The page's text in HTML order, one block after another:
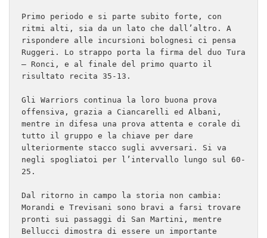
Primo periodo e si parte subito forte, con
ritmi alti, sia da un lato che dall’altro. A
rispondere alle incursioni bolognesi ci pensa
Ruggeri. Lo strappo porta la firma del duo Tura
– Ronci, e al finale del primo quarto il
risultato recita 35-13.
Gli Warriors continua la loro buona prova
offensiva, grazia a Ciancarelli ed Albani,
mentre in difesa una prova attenta e corale di
tutto il gruppo e la chiave per dare
ulteriormente stacco sugli avversari. Si va
negli spogliatoi per l’intervallo lungo sul 60-
25.
Dal ritorno in campo la storia non cambia:
Morandi e Trevisani sono bravi a farsi trovare
pronti sui passaggi di San Martini, mentre
Bellucci dimostra di essere un importante